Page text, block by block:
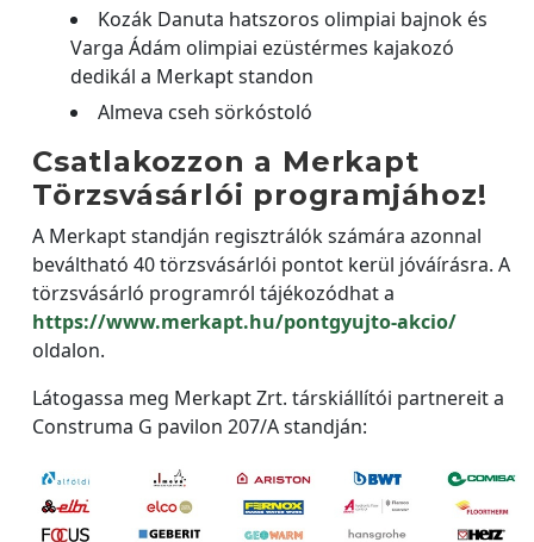
Kozák Danuta hatszoros olimpiai bajnok és
Varga Ádám olimpiai ezüstérmes kajakozó
dedikál a Merkapt standon
Almeva cseh sörkóstoló
Csatlakozzon a Merkapt
Törzsvásárlói programjához!
A Merkapt standján regisztrálók számára azonnal
beváltható 40 törzsvásárlói pontot kerül jóváírásra. A
törzsvásárló programról tájékozódhat a
https://www.merkapt.hu/pontgyujto-akcio/
oldalon.
Látogassa meg Merkapt Zrt. társkiállítói partnereit a
Construma G pavilon 207/A standján: